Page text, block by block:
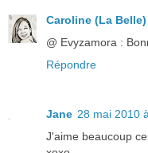
Caroline (La Belle)
@ Evyzamora :
Répondre
Jane 28 mai 2010
J'aime beaucoup